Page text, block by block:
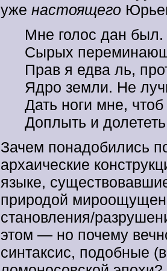
уже настоящего
Мне голос дан был.
Сырых
Прав я едва ль,
Ядро земли. Не
Дать ноги мне, чтоб
Доплыть и
Зачем понадобились
архаические
языке,
природой
становления/
этом — но почему
синтаксис, подобные